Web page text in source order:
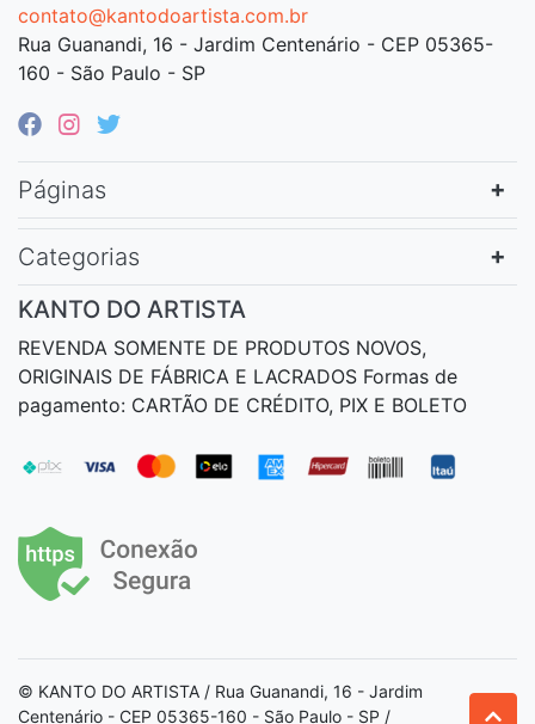
contato@kantodoartista.com.br
Rua Guanandi, 16 - Jardim Centenário - CEP 05365-
160 - São Paulo - SP
Páginas
Categorias
KANTO DO ARTISTA
REVENDA SOMENTE DE PRODUTOS NOVOS,
ORIGINAIS DE FÁBRICA E LACRADOS Formas de
pagamento: CARTÃO DE CRÉDITO, PIX E BOLETO
© KANTO DO ARTISTA / Rua Guanandi, 16 - Jardim
Centenário - CEP 05365-160 - São Paulo - SP /